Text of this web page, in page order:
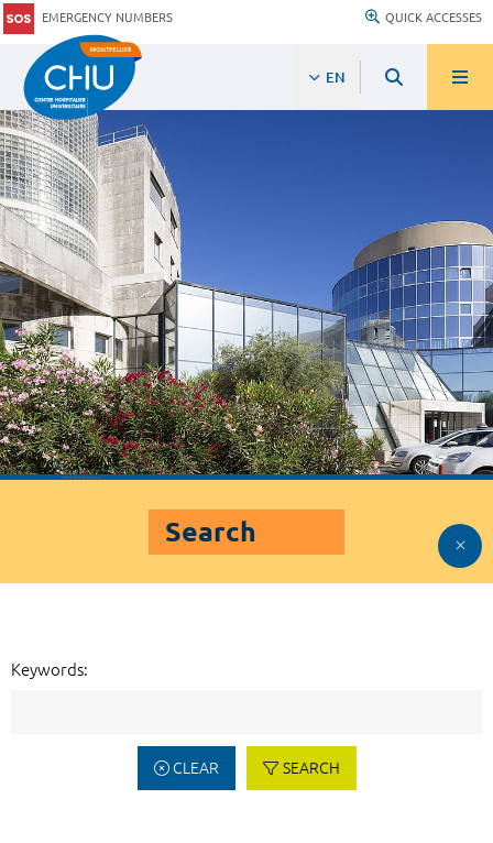
EMERGENCY NUMBERS QUICK ACCESSES
EN
Search
Keywords:
CLEAR SEARCH